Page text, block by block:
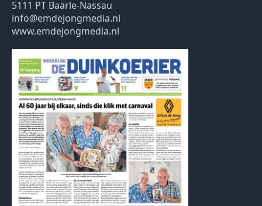
5111 PT Baarle-Nassau
info@emdejongmedia.nl
www.emdejongmedia.nl